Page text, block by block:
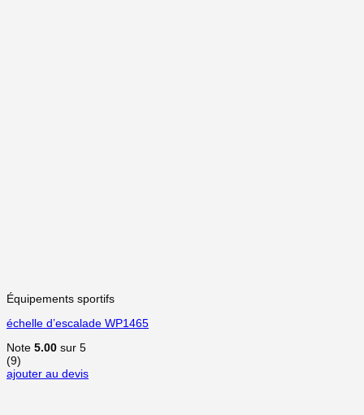
Équipements sportifs
échelle d’escalade WP1465
Note 5.00 sur 5
(9)
ajouter au devis